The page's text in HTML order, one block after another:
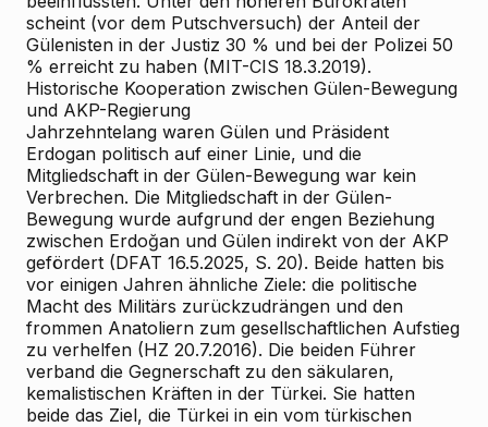
scheint (vor dem Putschversuch) der Anteil der
Gülenisten in der Justiz 30 % und bei der Polizei 50
% erreicht zu haben (MIT-CIS 18.3.2019).
Historische Kooperation zwischen Gülen-Bewegung
und AKP-Regierung
Jahrzehntelang waren Gülen und Präsident
Erdogan politisch auf einer Linie, und die
Mitgliedschaft in der Gülen-Bewegung war kein
Verbrechen. Die Mitgliedschaft in der Gülen-
Bewegung wurde aufgrund der engen Beziehung
zwischen Erdoğan und Gülen indirekt von der AKP
gefördert (DFAT 16.5.2025, S. 20). Beide hatten bis
vor einigen Jahren ähnliche Ziele: die politische
Macht des Militärs zurückzudrängen und den
frommen Anatoliern zum gesellschaftlichen Aufstieg
zu verhelfen (HZ 20.7.2016). Die beiden Führer
verband die Gegnerschaft zu den säkularen,
kemalistischen Kräften in der Türkei. Sie hatten
beide das Ziel, die Türkei in ein vom türkischen